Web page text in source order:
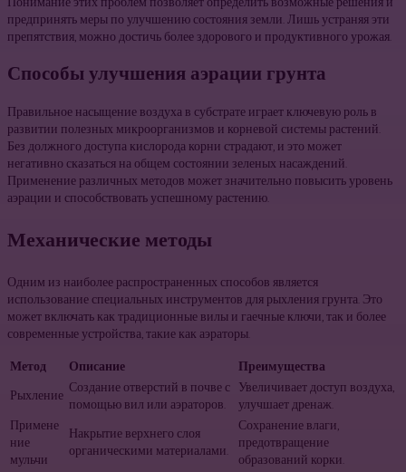
предпринять меры по улучшению состояния земли. Лишь устраняя эти
препятствия, можно достичь более здорового и продуктивного урожая.
Способы улучшения аэрации грунта
Правильное насыщение воздуха в субстрате играет ключевую роль в
развитии полезных микроорганизмов и корневой системы растений.
Без должного доступа кислорода корни страдают, и это может
негативно сказаться на общем состоянии зеленых насаждений.
Применение различных методов может значительно повысить уровень
аэрации и способствовать успешному растению.
Механические методы
Одним из наиболее распространенных способов является
использование специальных инструментов для рыхления грунта. Это
может включать как традиционные вилы и гаечные ключи, так и более
современные устройства, такие как аэраторы.
Метод
Описание
Преимущества
Рыхление Создание отверстий в почве с
помощью вил или аэраторов.
Увеличивает доступ воздуха,
улучшает дренаж.
Примене
ние
мульчи
Накрытие верхнего слоя
органическими материалами.
Сохранение влаги,
предотвращение
образований корки.